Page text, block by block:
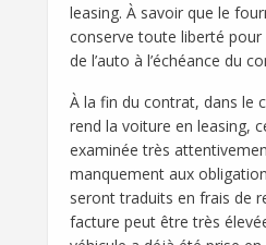
leasing. À savoir que le
conserve toute liberté pour
de l’auto à l’échéance du
À la fin du contrat, dans le
rend la voiture en leasing,
examinée très
manquement aux
seront traduits en frais de
facture peut être très